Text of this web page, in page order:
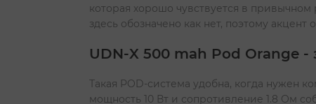
которая хорошо чувствуется в
здесь обозначено как нет, поэтому акцент
UDN-X 500 mah Pod Orange -
Такая POD-система удобна, когда нужен
мощность 10 Вт и сопротивление 1.8 Ом